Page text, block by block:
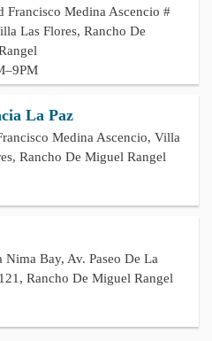
Francisco Medina Ascencio #
Las Flores, Rancho De
La Paz
Medina Ascencio, Villa
Rancho De Miguel Rangel
Nima Bay, Av. Paseo De La
Rancho De Miguel Rangel